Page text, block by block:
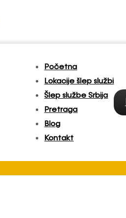
Početna
Lokacije šlep službi
Šlep službe Srbija
Pretraga
Blog
Kontakt